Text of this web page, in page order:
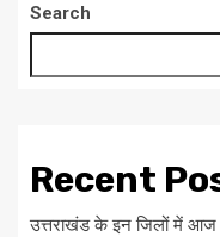
Search
Recent
उत्तराखंड के इन जिलों में आज